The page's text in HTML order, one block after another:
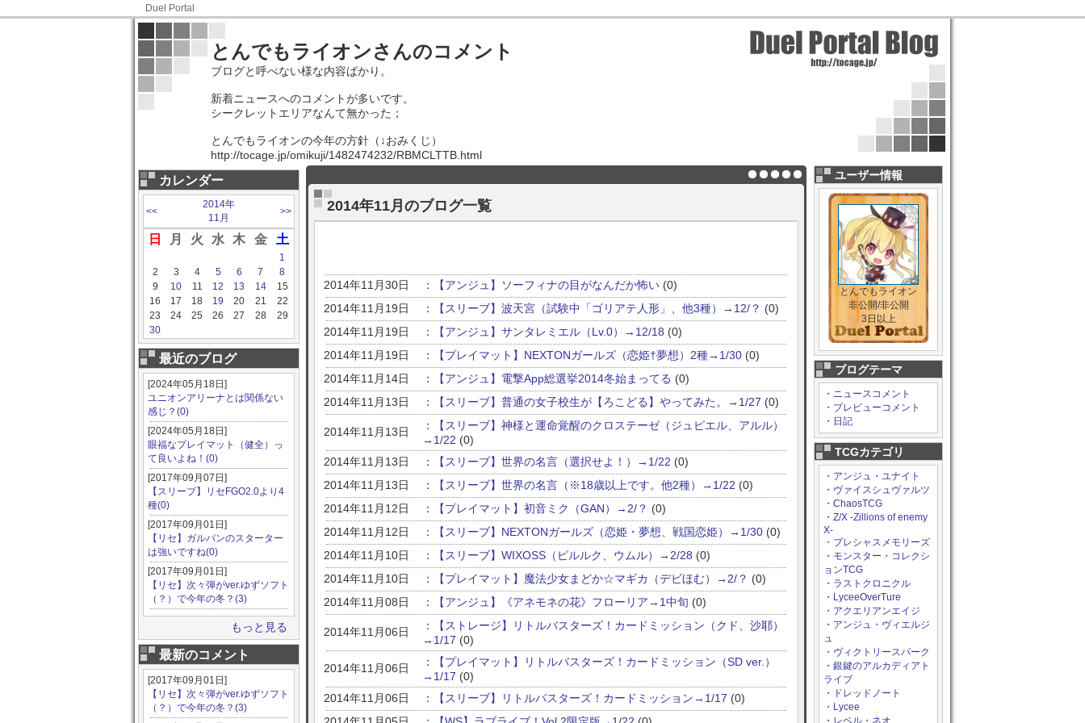
Duel Portal
とんでもライオンさんのコメント
ブログと呼べない様な内容ばかり。
新着ニュースへのコメントが多いです。
シークレットエリアなんて無かった；
とんでもライオンの今年の方針（↓おみくじ）
http://tocage.jp/omikuji/1482474232/RBMCLTTB.html
カレンダー
<<
2014年
11月
>>
日 月 火 水 木 金 土
1
2
3 4 5 6 7
8
9
10 11 12 13 14
15
16
17 18 19 20 21
22
23
24 25 26 27 28
29
30
最近のブログ
[2024年05月18日]
ユニオンアリーナとは関係ない
感じ？(0)
[2024年05月18日]
眼福なプレイマット（健全）っ
て良いよね！(0)
[2017年09月07日]
【スリーブ】リセFGO2.0より4
種(0)
[2017年09月01日]
【リセ】ガルパンのスターター
は強いですね(0)
[2017年09月01日]
【リセ】次々弾がver.ゆずソフト
（？）で今年の冬？(3)
もっと見る
最新のコメント
[2017年09月01日]
【リセ】次々弾がver.ゆずソフト
（？）で今年の冬？(3)
ユーザー情報
とんでもライオン
非公開/非公開
3日以上
ブログテーマ
・ ニュースコメント
・ プレビューコメント
・ 日記
TCGカテゴリ
・ アンジュ・ユナイト
・ ヴァイスシュヴァルツ
・ ChaosTCG
・ Z/X -Zillions of enemy
X-
・ プレシャスメモリーズ
・ モンスター・コレクシ
ョンTCG
・ ラストクロニクル
・ LyceeOverTure
・ アクエリアンエイジ
・ アンジュ・ヴィエルジ
ュ
・ ヴィクトリースパーク
・ 銀鍵のアルカディアト
ライブ
・
ドレッドノート
・ Lycee
・ レベル・ネオ
2014年11月のブログ一覧
2014年11月30日 ： 【アンジュ】ソーフィナの目がなんだか怖い (0)
2014年11月19日
： 【スリーブ】波天宮（試験中「ゴリアテ人形」、他3種）→12/？ (0)
2014年11月19日
： 【アンジュ】サンタレミエル（Lv.0）→12/18 (0)
2014年11月19日
： 【プレイマット】NEXTONガールズ（恋姫†夢想）2種→1/30 (0)
2014年11月14日
： 【アンジュ】電撃App総選挙2014冬始まってる (0)
2014年11月13日
： 【スリーブ】普通の女子校生が【ろこどる】やってみた。→1/27 (0)
2014年11月13日 ：
【スリーブ】神様と運命覚醒のクロステーゼ（ジュピエル、アルル）
→1/22 (0)
2014年11月13日
： 【スリーブ】世界の名言（選択せよ！）→1/22 (0)
2014年11月13日
： 【スリーブ】世界の名言（※18歳以上です。他2種）→1/22 (0)
2014年11月12日
： 【プレイマット】初音ミク（GAN）→2/？ (0)
2014年11月12日
： 【スリーブ】NEXTONガールズ（恋姫・夢想、戦国恋姫）→1/30 (0)
2014年11月10日
： 【スリーブ】WIXOSS（ピルルク、ウムル）→2/28 (0)
2014年11月10日
： 【プレイマット】魔法少女まどか☆マギカ（デビほむ）→2/？ (0)
2014年11月08日
： 【アンジュ】《アネモネの花》フローリア→1中旬 (0)
2014年11月06日 ：
【ストレージ】リトルバスターズ！カードミッション（クド、沙耶）
→1/17 (0)
2014年11月06日 ：
【プレイマット】リトルバスターズ！カードミッション（SD ver.）
→1/17 (0)
2014年11月06日
： 【スリーブ】リトルバスターズ！カードミッション→1/17 (0)